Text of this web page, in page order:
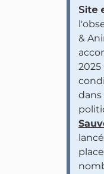
Site
&
dans